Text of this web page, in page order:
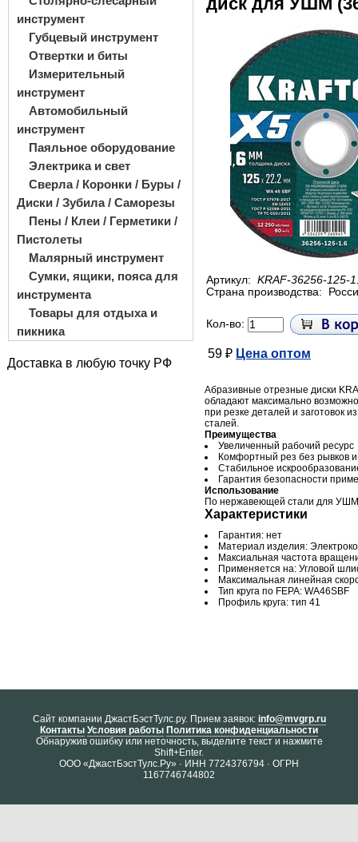
инструмент
Губцевый инструмент
Отвертки и биты
Измерительный
инструмент
Автомобильный
инструмент
Паяльное оборудование
Электрика и свет
Сверла / Коронки / Буры /
Диски / Зубила / Саморезы
Пены / Клеи / Герметики /
Пистолеты
Малярный инструмент
Сумки, ящики, пояса для
инструмента
Товары для отдыха и
пикника
Доставка в любую точку РФ
Артикул: KRAF-36256-125-
Страна производства:
Кол-во:
59 ₽ Цена оптом
Абразивные отрезные диски
обладают максимально
при резке деталей и заготовок
сталей.
Преимущества
Увеличенный рабочий ресурс
Комфортный рез без рывков
Стабильное
Гарантия безопасности
Использование
По нержавеющей стали для УШМ
Характеристики
Гарантия: нет
Материал изделия:
Максиальная частота
Применяется на: Угловой
Максимальная линейная
Тип круга по FEPA: WA46SBF
Профиль круга: тип 41
Cайт компании ДжастБэстТулс.ру. Прием заявок: info@mvgrp.ru
Контакты Условия работы Политика конфиденциальности
Обнаружив ошибку или неточность, выделите текст и нажмите
Shift+Enter.
ООО «ДжастБэстТулс.Ру» · ИНН 7724376794 · ОГРН
1167746744802